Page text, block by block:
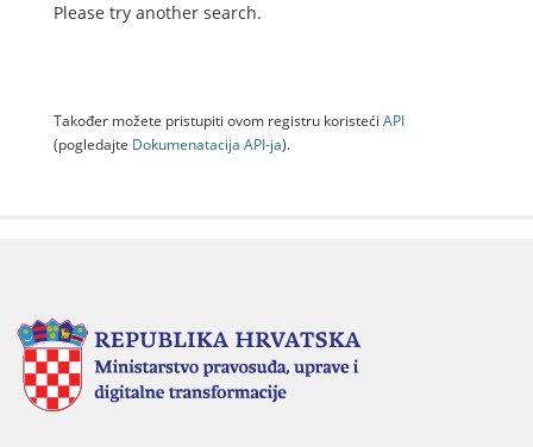
Please try another search.
Također možete pristupiti ovom registru koristeći API
(pogledajte Dokumenаtаcijа API-jа).